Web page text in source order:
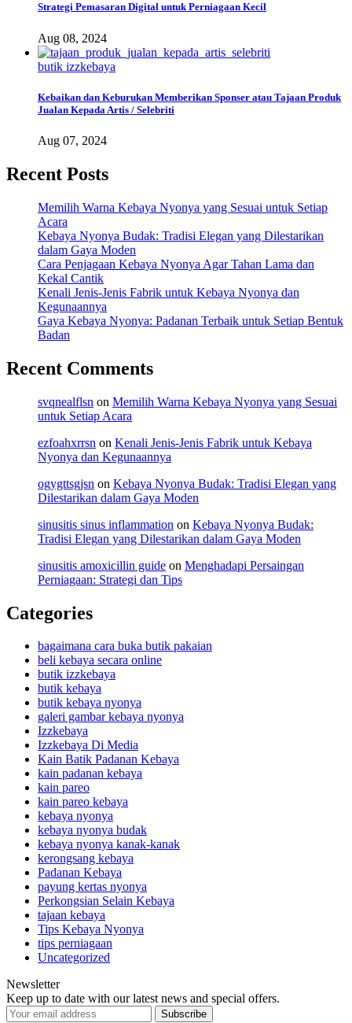
Strategi Pemasaran Digital untuk Perniagaan Kecil
Aug 08, 2024
butik izzkebaya
Kebaikan dan Keburukan Memberikan Sponser atau Tajaan Produk
Jualan Kepada Artis / Selebriti
Aug 07, 2024
Recent Posts
Memilih Warna Kebaya Nyonya yang Sesuai untuk Setiap
Acara
Kebaya Nyonya Budak: Tradisi Elegan yang Dilestarikan
dalam Gaya Moden
Cara Penjagaan Kebaya Nyonya Agar Tahan Lama dan
Kekal Cantik
Kenali Jenis-Jenis Fabrik untuk Kebaya Nyonya dan
Kegunaannya
Gaya Kebaya Nyonya: Padanan Terbaik untuk Setiap Bentuk
Badan
Recent Comments
svqnealflsn on Memilih Warna Kebaya Nyonya yang Sesuai
untuk Setiap Acara
ezfoahxrrsn on Kenali Jenis-Jenis Fabrik untuk Kebaya
Nyonya dan Kegunaannya
ogygttsgjsn on Kebaya Nyonya Budak: Tradisi Elegan yang
Dilestarikan dalam Gaya Moden
sinusitis sinus inflammation on Kebaya Nyonya Budak:
Tradisi Elegan yang Dilestarikan dalam Gaya Moden
sinusitis amoxicillin guide on Menghadapi Persaingan
Perniagaan: Strategi dan Tips
Categories
bagaimana cara buka butik pakaian
beli kebaya secara online
butik izzkebaya
butik kebaya
butik kebaya nyonya
galeri gambar kebaya nyonya
Izzkebaya
Izzkebaya Di Media
Kain Batik Padanan Kebaya
kain padanan kebaya
kain pareo
kain pareo kebaya
kebaya nyonya
kebaya nyonya budak
kebaya nyonya kanak-kanak
kerongsang kebaya
Padanan Kebaya
payung kertas nyonya
Perkongsian Selain Kebaya
tajaan kebaya
Tips Kebaya Nyonya
tips perniagaan
Uncategorized
Newsletter
Keep up to date with our latest news and special offers.